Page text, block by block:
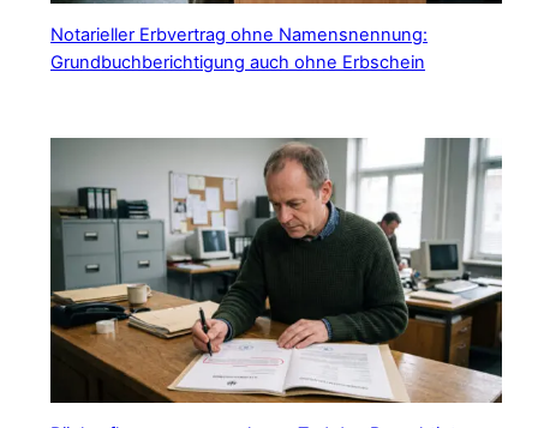
Notarieller Erbvertrag ohne Namensnennung:
Grundbuchberichtigung auch ohne Erbschein